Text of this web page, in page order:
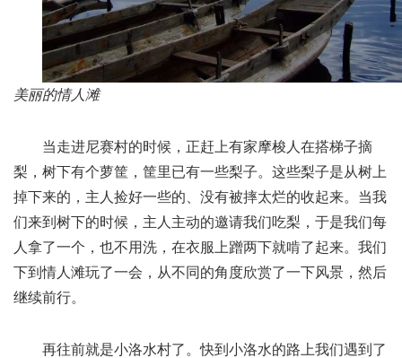
美丽的情人滩
当走进尼赛村的时候，正赶上有家摩梭人在搭梯子摘
梨，树下有个萝筐，筐里已有一些梨子。这些梨子是从树上
掉下来的，主人捡好一些的、没有被摔太烂的收起来。当我
们来到树下的时候，主人主动的邀请我们吃梨，于是我们每
人拿了一个，也不用洗，在衣服上蹭两下就啃了起来。我们
下到情人滩玩了一会，从不同的角度欣赏了一下风景，然后
继续前行。
再往前就是小洛水村了。快到小洛水的路上我们遇到了